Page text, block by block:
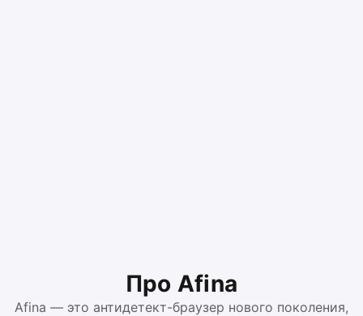
Про Afina
Afina — это антидетект-браузер нового поколения,